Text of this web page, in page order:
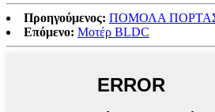
Προηγούμενος: ΠΟΜΟΛΑ
Επόμενο: Μοτέρ BLDC